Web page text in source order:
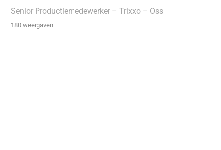
Senior Productiemedewerker – Trixxo – Oss
180 weergaven